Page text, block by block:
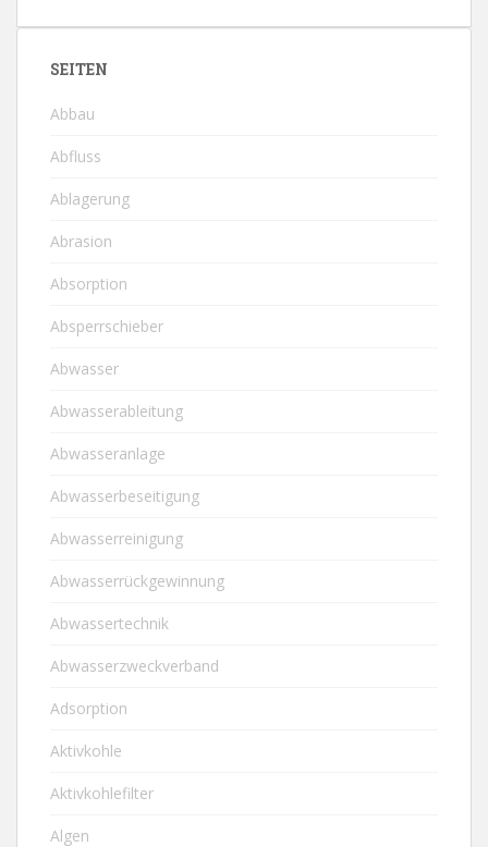
SEITEN
Abbau
Abfluss
Ablagerung
Abrasion
Absorption
Absperrschieber
Abwasser
Abwasserableitung
Abwasseranlage
Abwasserbeseitigung
Abwasserreinigung
Abwasserrückgewinnung
Abwassertechnik
Abwasserzweckverband
Adsorption
Aktivkohle
Aktivkohlefilter
Algen